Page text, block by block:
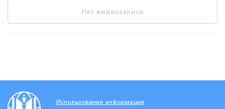
Нет видеозаписи
Использование информации